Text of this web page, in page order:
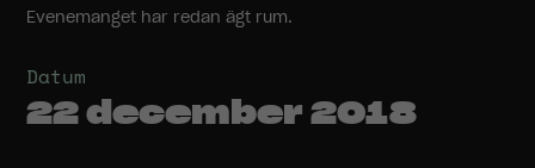
Evenemanget har redan ägt rum.
Datum
22 december 2018